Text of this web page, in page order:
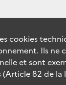
cookies
Ils ne
et sont
(Article 82 de